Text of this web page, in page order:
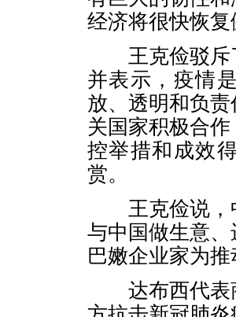
经济将很快恢复
王克俭驳斥
并表示，疫情
放、透明和负
关国家积极合
控举措和成效
赏。
王克俭说，
与中国做生意
巴嫩企业家为
达布西代表